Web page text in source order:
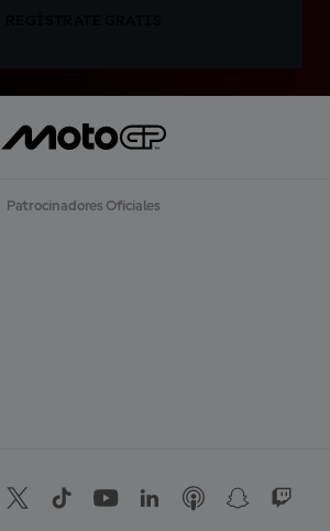
Patrocinadores Oficiales